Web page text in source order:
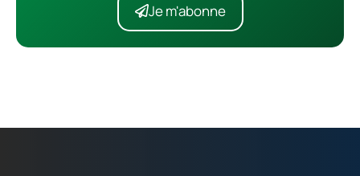
Je m'abonne